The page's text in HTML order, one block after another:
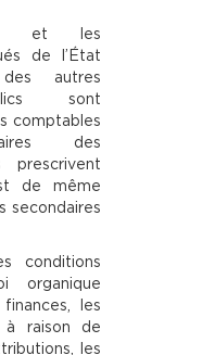
et les
de l’État
autres
sont
comptables
des
prescrivent
de même
secondaires
conditions
organique
les
à raison de
les